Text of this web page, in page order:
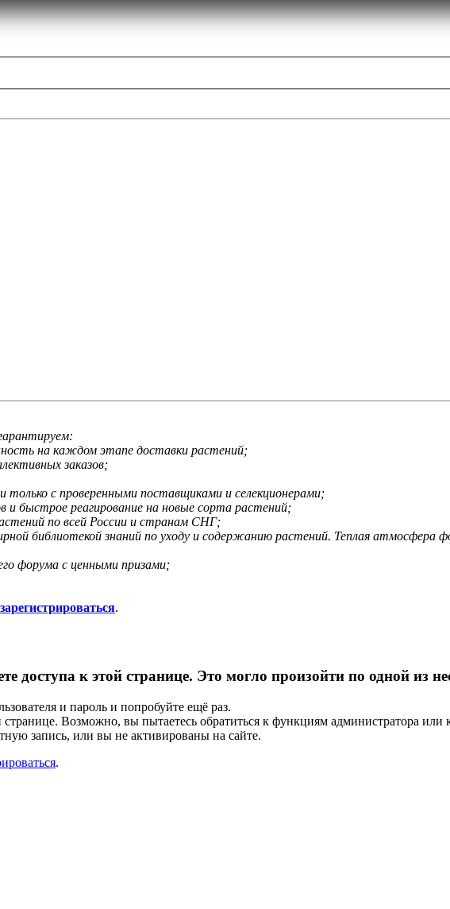
на каждом этапе доставки растений;
заказов;
только с проверенными поставщиками и селекционерами;
и быстрое реагирование на новые сорта растений;
по всей России и странам СНГ;
библиотекой знаний по уходу и содержанию растений. Теплая
форума с ценными призами;
зарегистрироваться.
доступа к этой странице. Это могло произойти по одной из
и пароль и попробуйте ещё раз.
странице. Возможно, вы пытаетесь обратиться к функциям администратора
запись, или вы не активированы на сайте.
.